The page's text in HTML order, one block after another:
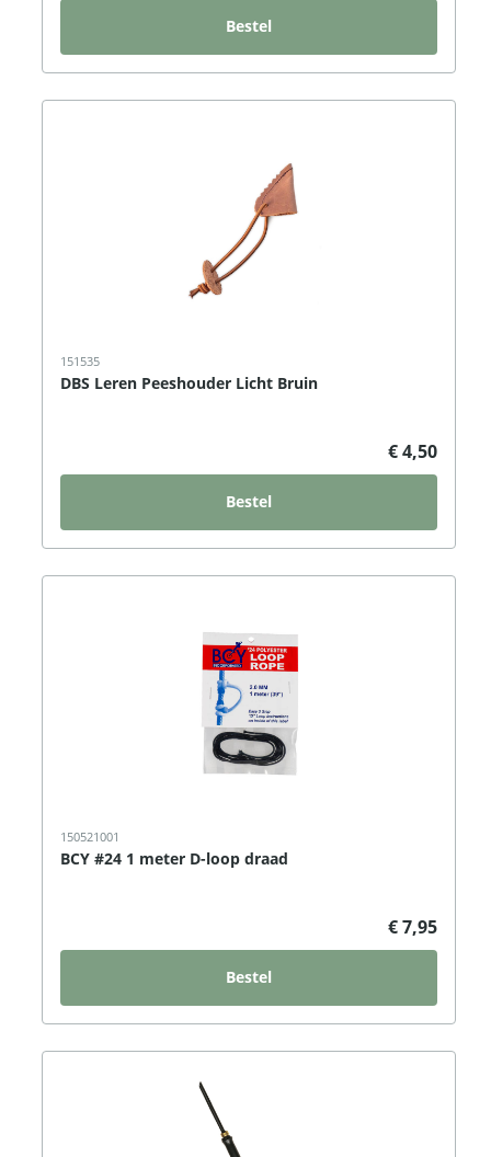
Bestel
151535
DBS Leren Peeshouder Licht Bruin
€ 4,50
Bestel
150521001
BCY #24 1 meter D-loop draad
€ 7,95
Bestel